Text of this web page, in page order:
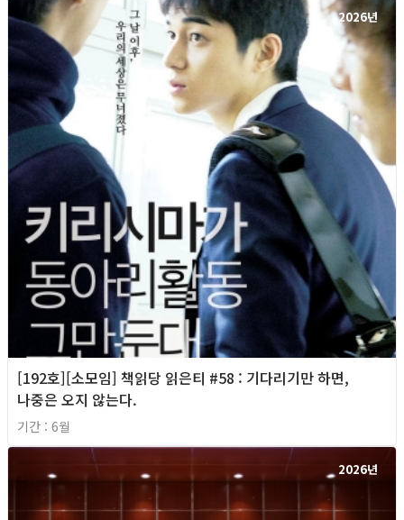
2026년
[192호][소모임] 책읽당 읽은티 #58 : 기다리기만 하면,
나중은 오지 않는다.
기간 : 6월
2026년